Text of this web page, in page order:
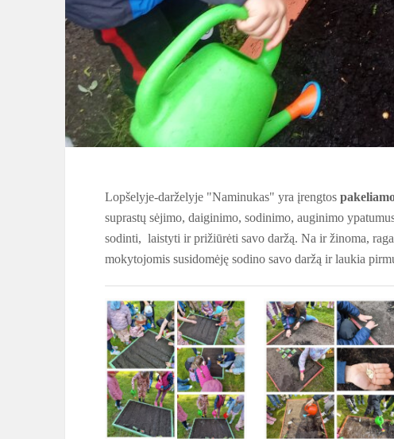
Lopšelyje-darželyje "Naminukas" yra įrengtos
suprastų sėjimo, daiginimo, sodinimo, auginimo
sodinti, laistyti ir prižiūrėti savo daržą. Na ir žinoma,
mokytojomis susidomėję sodino savo daržą ir laukia